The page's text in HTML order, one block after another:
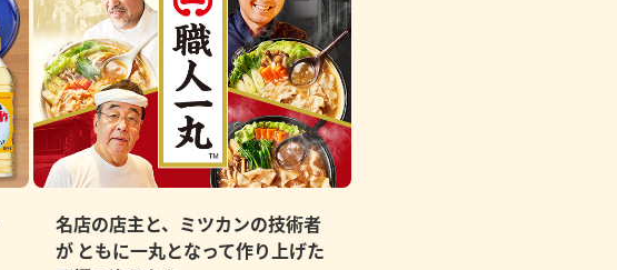
名店の店主と、ミツカンの技術者
が ともに一丸となって作り上げた